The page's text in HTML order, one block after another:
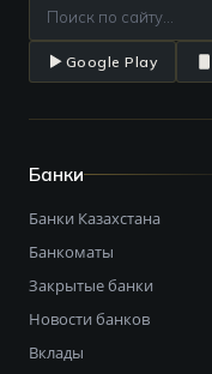
Google Play
Банки
Банки Казахстана
Банкоматы
Закрытые банки
Новости банков
Вклады